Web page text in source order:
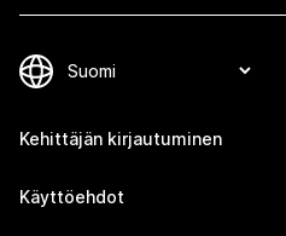
Kehittäjän kirjautuminen
Käyttöehdot